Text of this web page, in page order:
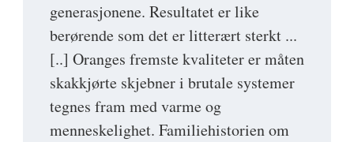
generasjonene. Resultatet er like
berørende som det er litterært sterkt ...
[..] Oranges fremste kvaliteter er måten
skakkjørte skjebner i brutale systemer
tegnes fram med varme og
menneskelighet. Familiehistorien om